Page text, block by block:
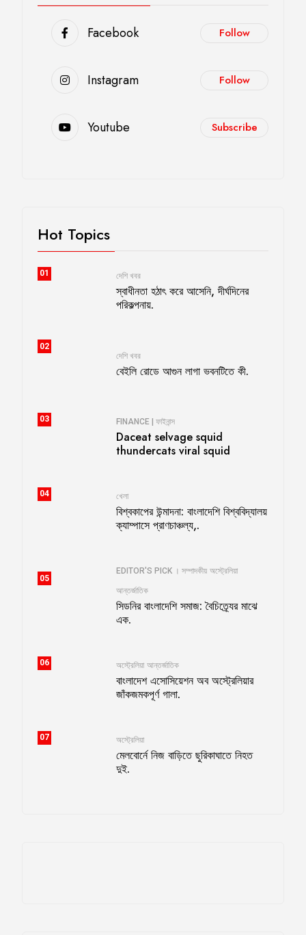
Facebook Follow
Instagram Follow
Youtube Subscribe
Hot Topics
01 দেশি খবর
স্বাধীনতা হঠাৎ করে আসেনি, দীর্ঘদিনের
পরিকল্পনায়.
02
দেশি খবর
বেইলি রোডে আগুন লাগা ভবনটিতে কী.
03 FINANCE | ফাইনান্স
Daceat selvage squid
thundercats viral squid
04 খেলা
বিশ্বকাপের উন্মাদনা: বাংলাদেশি বিশ্ববিদ্যালয়
ক্যাম্পাসে প্রাণচাঞ্চল্য,.
05
EDITOR'S PICK । সম্পাদকীয় অস্ট্রেলিয়া
আন্তর্জাতিক
সিডনির বাংলাদেশি সমাজ: বৈচিত্র্যের মাঝে
এক.
06 অস্ট্রেলিয়া আন্তর্জাতিক
বাংলাদেশ এসোসিয়েশন অব অস্ট্রেলিয়ার
জাঁকজমকপূর্ণ গালা.
07 অস্ট্রেলিয়া
মেলবোর্নে নিজ বাড়িতে ছুরিকাঘাতে নিহত
দুই.